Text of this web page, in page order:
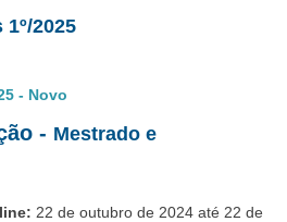
2025
- Novo
- Mestrado e
22 de outubro de 2024 até 22 de